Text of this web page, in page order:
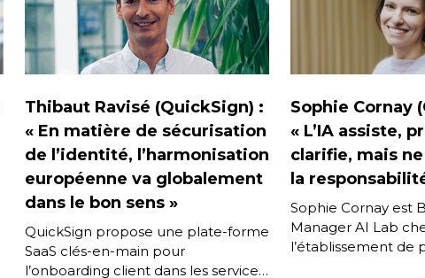
Thibaut Ravisé (QuickSign) :
« En matière de sécurisation
de l’identité, l’harmonisation
européenne va globalement
dans le bon sens »
QuickSign propose une plate-forme
SaaS clés-en-main pour
l’onboarding client dans les services
Sophie Cornay
« L’IA assiste,
clarifie, mais
la
Sophie Cornay est
Manager AI Lab
l’établissement de